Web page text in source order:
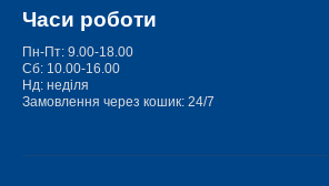
Часи роботи
Пн-Пт: 9.00-18.00
Сб: 10.00-16.00
Нд: неділя
Замовлення через кошик: 24/7